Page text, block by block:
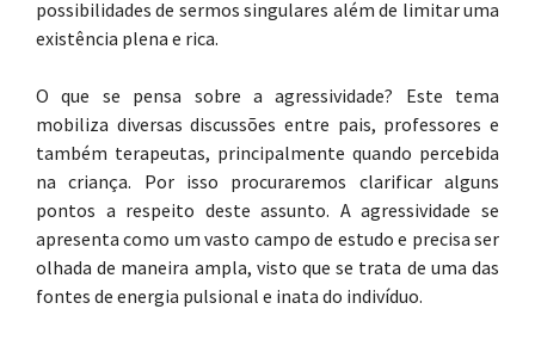
possibilidades de sermos singulares além de limitar uma
existência plena e rica.
O que se pensa sobre a agressividade? Este tema
mobiliza diversas discussões entre pais, professores e
também terapeutas, principalmente quando percebida
na criança. Por isso procuraremos clarificar alguns
pontos a respeito deste assunto. A agressividade se
apresenta como um vasto campo de estudo e precisa ser
olhada de maneira ampla, visto que se trata de uma das
fontes de energia pulsional e inata do indivíduo.